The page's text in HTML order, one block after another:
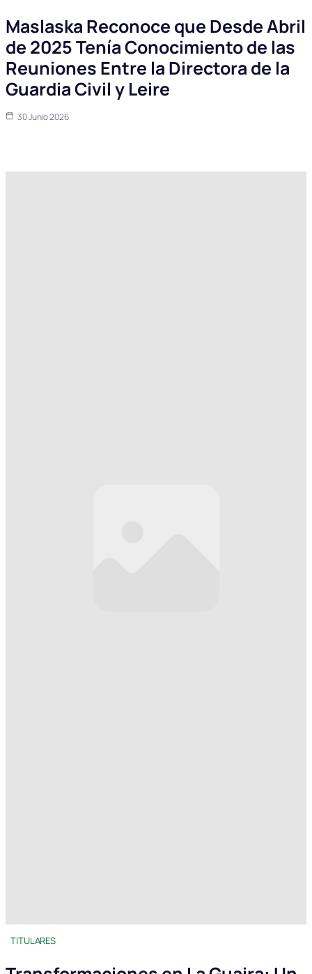
Maslaska Reconoce que Desde Abril
de 2025 Tenía Conocimiento de las
Reuniones Entre la Directora de la
Guardia Civil y Leire
30 Junio 2026
TITULARES